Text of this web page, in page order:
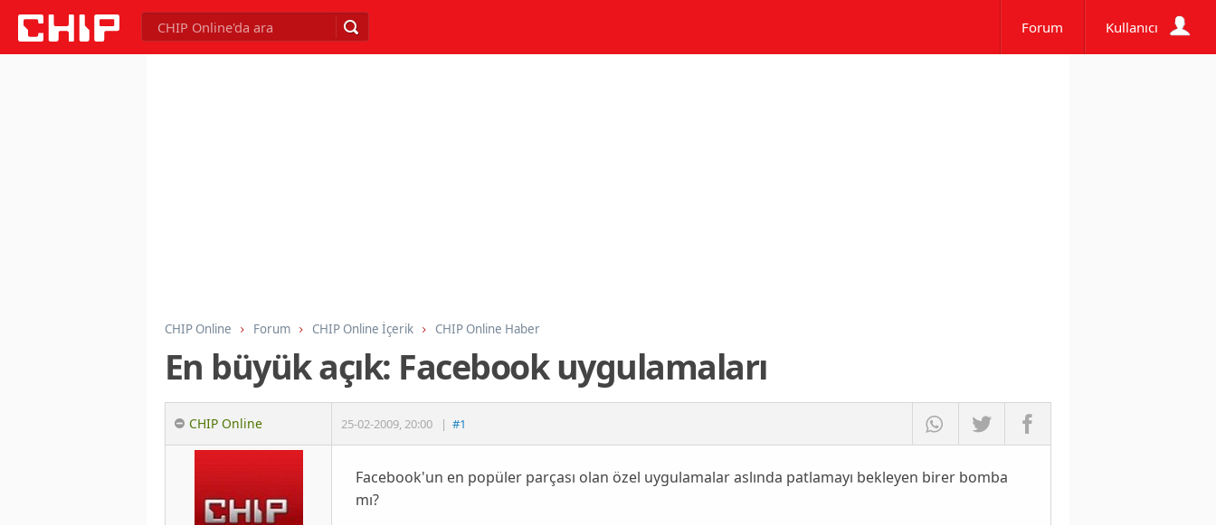
Forum Kullanıcı
CHIP Online Forum CHIP Online İçerik CHIP Online Haber
En büyük açık: Facebook uygulamaları
CHIP Online 25-02-2009,20:00 | #1
Facebook'un en popüler parçası olan özel uygulamalar aslında patlamayı bekleyen birer bomba
mı?